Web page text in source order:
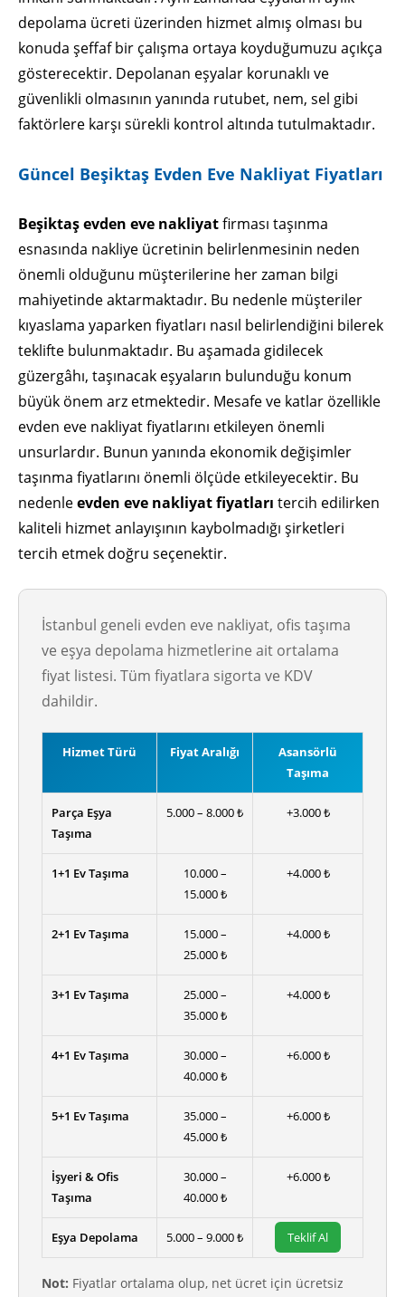
depolama ücreti üzerinden hizmet almış olması bu
konuda şeffaf bir çalışma ortaya koyduğumuzu açıkça
gösterecektir. Depolanan eşyalar korunaklı ve
güvenlikli olmasının yanında rutubet, nem, sel gibi
faktörlere karşı sürekli kontrol altında tutulmaktadır.
Güncel Beşiktaş Evden Eve Nakliyat Fiyatları
Beşiktaş evden eve nakliyatfirması taşınma
esnasında nakliye ücretinin belirlenmesinin neden
önemli olduğunu müşterilerine her zaman bilgi
mahiyetinde aktarmaktadır. Bu nedenle müşteriler
kıyaslama yaparken fiyatları nasıl belirlendiğini bilerek
teklifte bulunmaktadır. Bu aşamada gidilecek
güzergâhı, taşınacak eşyaların bulunduğu konum
büyük önem arz etmektedir. Mesafe ve katlar özellikle
evden eve nakliyat fiyatlarını etkileyen önemli
unsurlardır. Bunun yanında ekonomik değişimler
taşınma fiyatlarını önemli ölçüde etkileyecektir. Bu
nedenleevden eve nakliyat fiyatları tercih edilirken
kaliteli hizmet anlayışının kaybolmadığı şirketleri
tercih etmek doğru seçenektir.
İstanbul geneli evden eve nakliyat, ofis taşıma
ve eşya depolama hizmetlerine ait ortalama
fiyat listesi. Tüm fiyatlara sigorta ve KDV
dahildir.
Hizmet Türü Fiyat Aralığı
Asansörlü
Taşıma
Parça Eşya
Taşıma
5.000 – 8.000 ₺ +3.000 ₺
1+1 Ev Taşıma
10.000 –
15.000 ₺
+4.000 ₺
2+1 Ev Taşıma
15.000 –
25.000 ₺
+4.000 ₺
3+1 Ev Taşıma
25.000 –
35.000 ₺
+4.000 ₺
4+1 Ev Taşıma
30.000 –
40.000 ₺
+6.000 ₺
5+1 Ev Taşıma
35.000 –
45.000 ₺
+6.000 ₺
İşyeri & Ofis
Taşıma
30.000 –
40.000 ₺
+6.000 ₺
Eşya Depolama 5.000 – 9.000 ₺ Teklif Al
Not: Fiyatlar ortalama olup, net ücret için ücretsiz